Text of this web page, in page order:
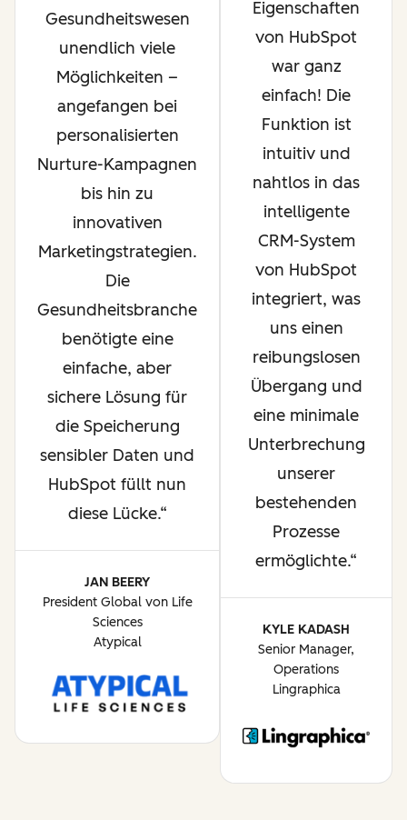
Gesundheitswesen
unendlich viele
Möglichkeiten –
angefangen bei
personalisierten
Nurture-Kampagnen
bis hin zu
innovativen
Marketingstrategien.
Die
Gesundheitsbranche
benötigte eine
einfache, aber
sichere Lösung für
die Speicherung
sensibler Daten und
HubSpot füllt nun
diese Lücke.
JAN BEERY
President Global von Life
Sciences
Atypical
Eigenschaften
von HubSpot
war ganz
einfach! Die
Funktion ist
intuitiv und
nahtlos in das
intelligente
CRM-System
von HubSpot
integriert, was
uns einen
reibungslosen
Übergang und
eine minimale
Unterbrechung
unserer
bestehenden
Prozesse
ermöglichte.
KYLE KADASH
Senior Manager,
Operations
Lingraphica